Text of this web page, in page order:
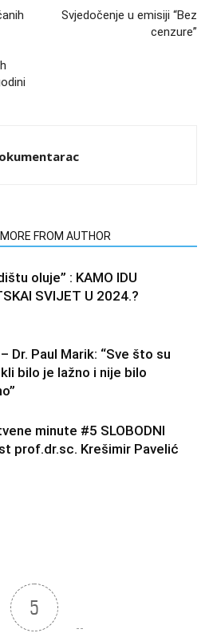
Svjedočenje u emisiji “Bez
cenzure”
MORE FROM AUTHOR
oluje” : KAMO IDU
SVIJET U 2024.?
Dr. Paul Marik: “Sve što su
bilo je lažno i nije bilo
minute #5 SLOBODNI
prof.dr.sc. Krešimir Pavelić
5